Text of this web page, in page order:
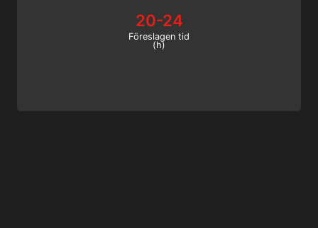
20-24
Föreslagen tid
(h)